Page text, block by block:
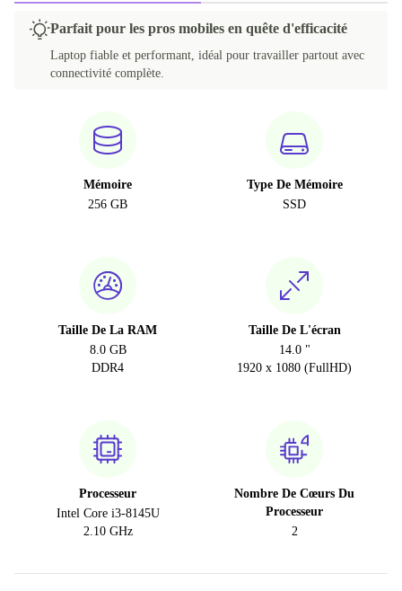
Parfait pour les pros mobiles en quête d'efficacité
Laptop fiable et performant, idéal pour travailler partout avec
connectivité complète.
Mémoire
256 GB
Type De Mémoire
SSD
Taille De La RAM
8.0 GB
DDR4
Taille De L'écran
14.0 "
1920 x 1080 (FullHD)
Processeur
Intel Core i3-8145U
2.10 GHz
Nombre De Cœurs Du
Processeur
2